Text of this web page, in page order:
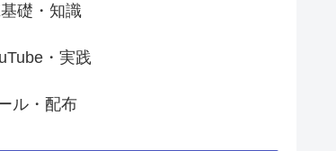
礎・知識
・実践
ル・配布